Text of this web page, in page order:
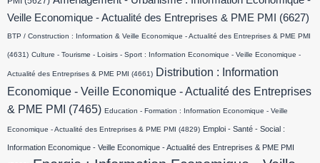
Veille Economique - Actualité des Entreprises & PME PMI
(6627)
BTP / Construction : Information & Veille Economique - Actualité des Entreprises & PME PMI
(4631) Culture - Tourisme - Loisirs - Sport : Information Economique - Veille Economique -
Actualité des Entreprises & PME PMI (4661) Distribution : Information
Economique - Veille Economique - Actualité des Entreprises
& PME PMI
(7465) Education - Formation : Information Economique - Veille
Economique - Actualité des Entreprises & PME PMI (4829) Emploi - Santé - Social :
Information Economique - Veille Economique - Actualité des Entreprises & PME PMI